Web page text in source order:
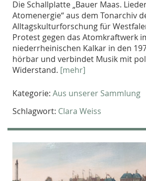
Die Schallplatte „Bauer Maas.
Atomenergie“ aus dem Tonarchiv
Alltagskulturforschung für
Protest gegen das Atomkraftwerk
niederrheinischen Kalkar in den
hörbar und verbindet Musik mit
Widerstand. [mehr]
Kategorie: Aus unserer Sammlung
Schlagwort: Clara Weiss